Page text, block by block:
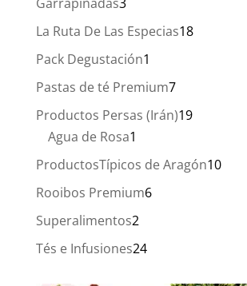
productos
La Ruta De Las Especias1818
Pack Degustación1
producto
Pastas de té Premium77
productos
Productos Persas (Irán)1919
Agua de Rosa1
producto
ProductosTípicos de Aragón1010
Rooibos Premium66
Superalimentos22
productos
Tés e Infusiones2424